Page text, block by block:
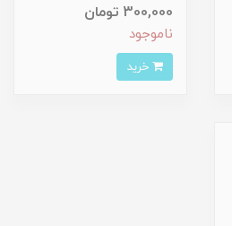
300,000 تومان
ناموجود